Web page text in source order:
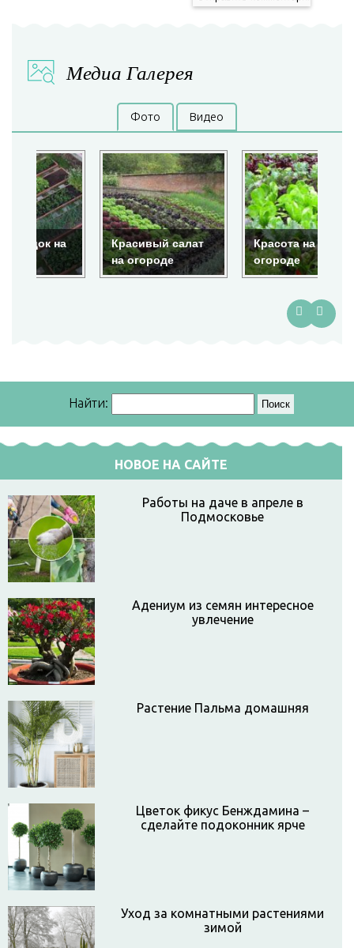
Медиа Галерея
Фото Видео
Красивый салат
на огороде
Красота на
огороде
Найти:
НОВОЕ НА САЙТЕ
Работы на даче в апреле в
Подмосковье
Адениум из семян интересное
увлечение
Растение Пальма домашняя
Цветок фикус Бенждамина –
сделайте подоконник ярче
Уход за комнатными растениями
зимой